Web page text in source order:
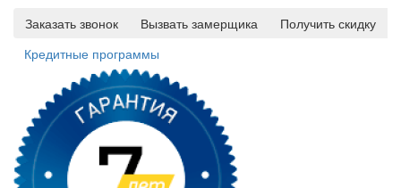
Заказать звонок
Вызвать замерщика
Получить скидку
Кредитные программы